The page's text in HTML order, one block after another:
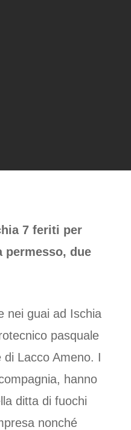
7 feriti per
permesso, due
nei guai ad Ischia
pasquale
Lacco Ameno. I
hanno
ditta di fuochi
nonché